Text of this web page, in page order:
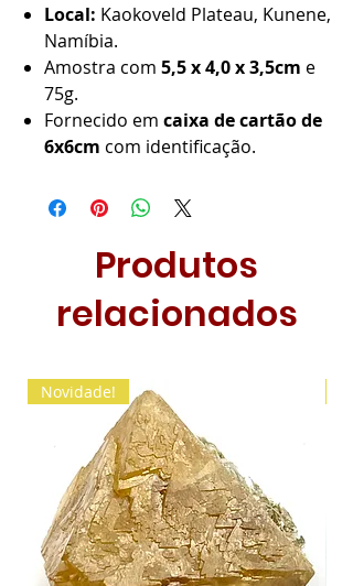
Local: Kaokoveld Plateau, Kunene,
Namíbia.
Amostra com 5,5 x 4,0 x 3,5cm e
75g.
Fornecido em caixa de cartão de
6x6cm com identificação.
Produtos
relacionados
Novidade!